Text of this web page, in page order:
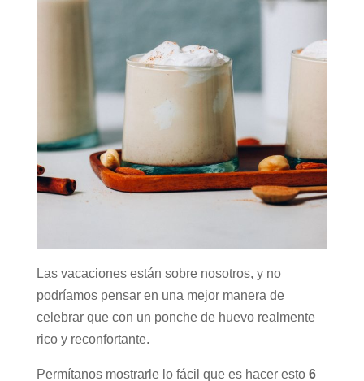
Las vacaciones están sobre nosotros, y no
podríamos pensar en una mejor manera de
celebrar que con un ponche de huevo realmente
rico y reconfortante.
Permítanos mostrarle lo fácil que es hacer esto 6